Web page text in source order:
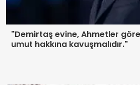
"Demirtaş evine, Ahmetler
umut hakkına kavuşmalıdır."